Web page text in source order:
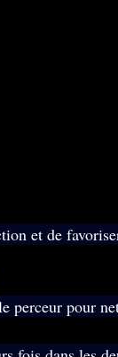
et de
perceur pour